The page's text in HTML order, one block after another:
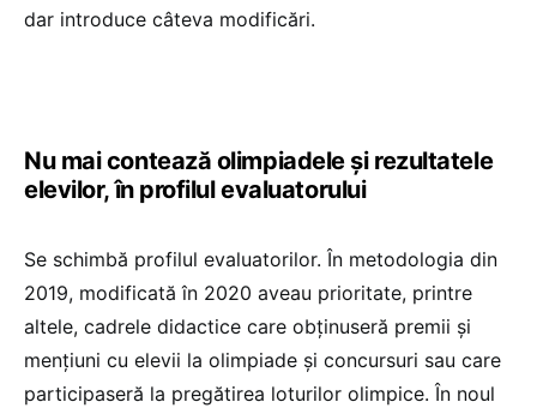
dar introduce câteva modificări.
Nu mai contează olimpiadele și rezultatele
elevilor, în profilul evaluatorului
Se schimbă profilul evaluatorilor. În metodologia din
2019, modificată în 2020 aveau prioritate, printre
altele, cadrele didactice care obținuseră premii și
mențiuni cu elevii la olimpiade și concursuri sau care
participaseră la pregătirea loturilor olimpice. În noul